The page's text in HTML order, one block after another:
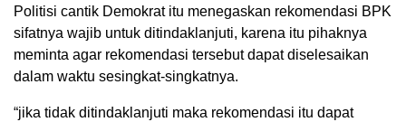
Politisi cantik Demokrat itu menegaskan rekomendasi BPK
sifatnya wajib untuk ditindaklanjuti, karena itu pihaknya
meminta agar rekomendasi tersebut dapat diselesaikan
dalam waktu sesingkat-singkatnya.
“jika tidak ditindaklanjuti maka rekomendasi itu dapat